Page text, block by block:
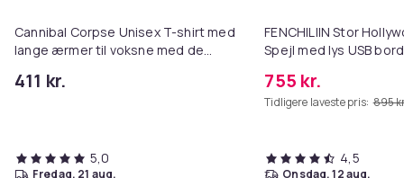
Cannibal Corpse Unisex T-shirt med
lange ærmer til voksne med de
411 kr.
5,0
fredag, 21 aug.
FENCHILIIN Stor
Spejl med lys USB
755 kr.
Tidligere laveste pris: 895
4,5
onsdag, 12 aug.